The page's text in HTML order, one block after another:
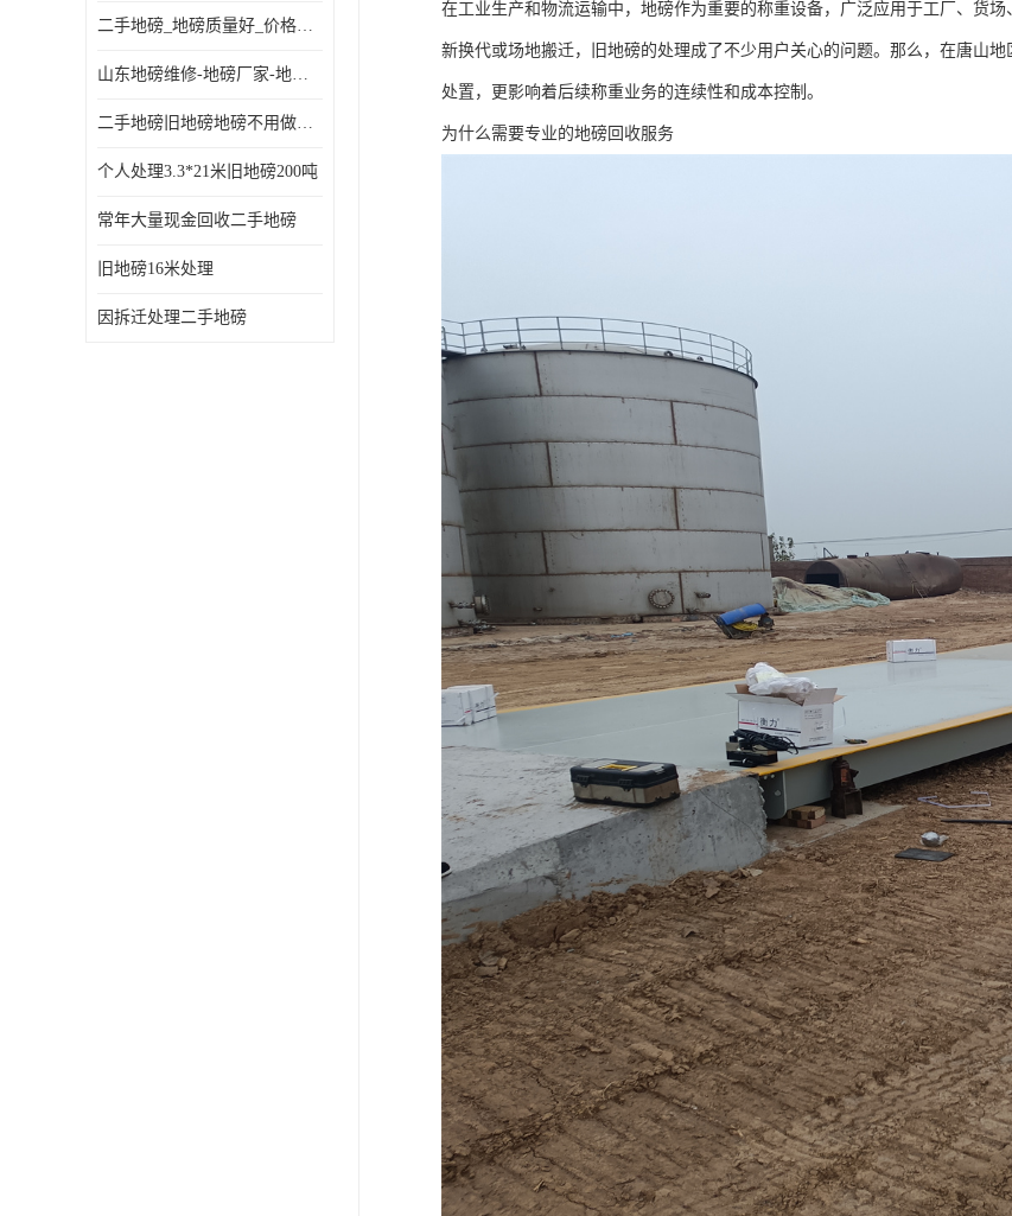
二手地磅_地磅质量好_价格便宜这里找【地磅行家】
山东地磅维修-地磅厂家-地磅价格-二手地磅
二手地磅旧地磅地磅不用做地基
个人处理3.3*21米旧地磅200吨
常年大量现金回收二手地磅
旧地磅16米处理
因拆迁处理二手地磅
在工业生产和物流运输中，地磅作为重要的称重设备，广泛应用于工厂、货
新换代或场地搬迁，旧地磅的处理成了不少用户关心的问题。那么，在唐山
处置，更影响着后续称重业务的连续性和成本控制。
为什么需要专业的地磅回收服务